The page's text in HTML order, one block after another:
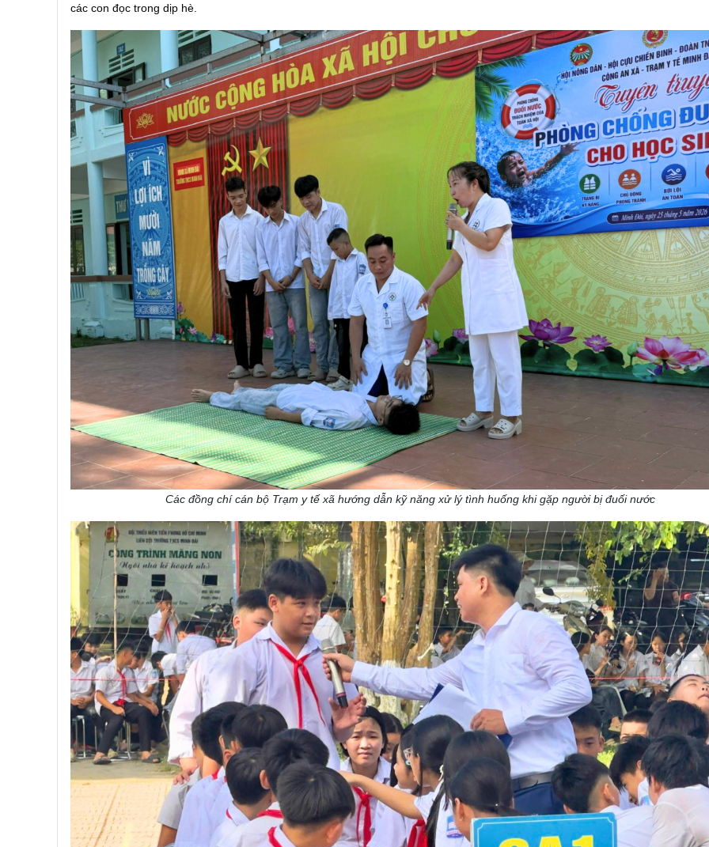
các con đọc trong dịp hè.
Các đồng chí cán bộ Trạm y tế xã hướng dẫn kỹ năng xử lý tình huống khi gặp người bị đuối nước